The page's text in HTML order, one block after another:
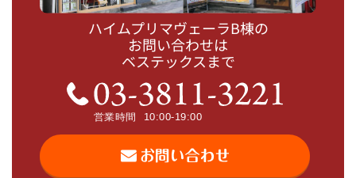
ハイムプリマヴェーラB棟の
お問い合わせは
ベステックスまで